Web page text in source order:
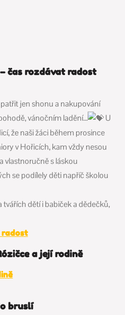
čas rozdávat radost
jen shonu a nakupování
vánočním ladění…
U
že naši žáci během prosince
v Hořicích, kam vždy nesou
vlastnoručně s láskou
se podílely děti napříč školou
tvářích dětí i babiček a dědečků,
radost
a její rodině
bruslí